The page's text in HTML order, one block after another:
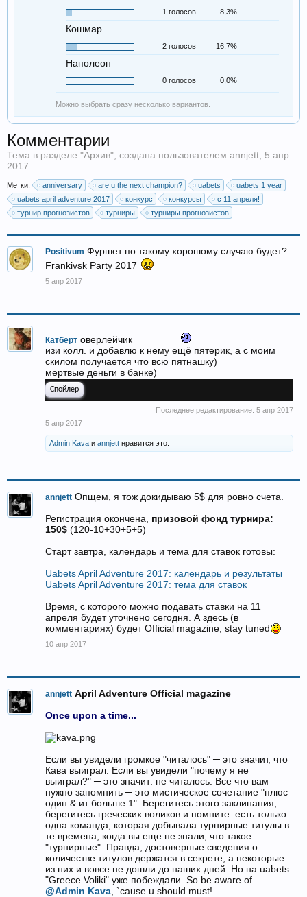
1 голосов 8,3%
Кошмар
2 голосов 16,7%
Наполеон
0 голосов 0,0%
Можно выбрать сразу несколько вариантов.
Комментарии
Тема в разделе "Архив", создана пользователем annjett, 5 апр
2017.
Метки: anniversary are u the next champion? uabets
uabets 1 year
uabets april adventure 2017
конкурс конкурсы
с 11 апреля!
турнир прогнозистов
турниры турниры прогнозистов
Positivum Фуршет по такому хорошому случаю будет?
Frankivsk Party 2017
5 апр 2017
Катберт оверлейчик
изи колл. и добавлю к нему ещё пятерик, а с моим
скилом получается что всю пятнашку)
мертвые деньги в банке)
Спойлер
Последнее редактирование: 5 апр 2017
5 апр 2017
Admin Kava и annjett нравится это.
annjett Опщем, я тож докидываю 5$ для ровно счета.
Регистрация окончена, призовой фонд турнира:
150$ (120-10+30+5+5)
Старт завтра, календарь и тема для ставок готовы:
Uabets April Adventure 2017: календарь и результаты
Uabets April Adventure 2017: тема для ставок
Время, с которого можно подавать ставки на 11
апреля будет уточнено сегодня. А здесь (в
комментариях) будет Official magazine, stay tuned
10 апр 2017
annjett April Adventure Official magazine
Once upon a time...
Если вы увидели громкое "читалось" ─ это значит, что
Кава выиграл. Если вы увидели "почему я не
выиграл?" ─ это значит: не читалось. Все что вам
нужно запомнить ─ это мистическое сочетание "плюс
один & ит больше 1". Берегитесь этого заклинания,
берегитесь греческих воликов и помните: есть только
одна команда, которая добывала турнирные титулы в
те времена, когда вы еще не знали, что такое
"турнирные". Правда, достоверные сведения о
количестве титулов держатся в секрете, а некоторые
из них и вовсе не дошли до наших дней. Но на uabets
"Greece Voliki" уже побеждали. So be aware of
@Admin Kava, `cause u should must!